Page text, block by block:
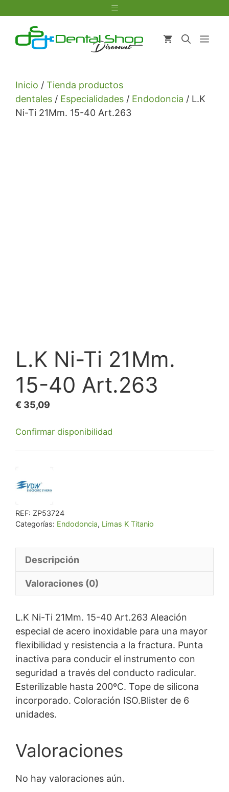
contenido
Menú
Inicio / Tienda productos
dentales / Especialidades / Endodoncia / L.K
Ni-Ti 21Mm. 15-40 Art.263
L.K Ni-Ti 21Mm.
15-40 Art.263
€ 35,09
Confirmar disponibilidad
REF: ZP53724
Categorías: Endodoncia, Limas K Titanio
Descripción
Valoraciones (0)
L.K Ni-Ti 21Mm. 15-40 Art.263 Aleación
especial de acero inoxidable para una mayor
flexibilidad y resistencia a la fractura. Punta
inactiva para conducir el instrumento con
seguridad a través del conducto radicular.
Esterilizable hasta 200ºC. Tope de silicona
incorporado. Coloración ISO.Blister de 6
unidades.
Valoraciones
No hay valoraciones aún.